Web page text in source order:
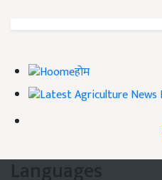
होम
Languages